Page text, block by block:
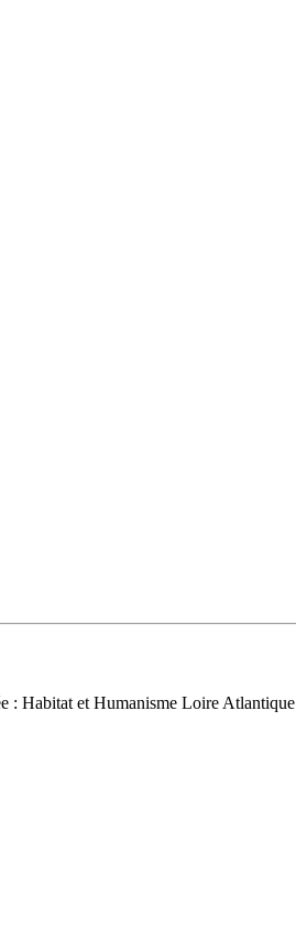
: Habitat et Humanisme Loire Atlantique